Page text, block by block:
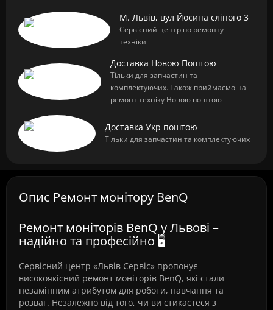
М. Львів, вул Йосипа сліпого 3
Сервісний центр по ремонту
техніки
Доставка Новою Поштою
Тільки для запчастин та
комплектуючих. Також приймаємо на
ремонт техніку Новою поштою
Доставка Укр поштою
Тільки для запчастин та комплектуючих
Опис Ремонт монітору BenQ
Ремонт моніторів BenQ у Львові –
надійно та професійно 🖥️
Сервісний центр «Львів Сервіс» пропонує
високоякісний ремонт моніторів BenQ, які стали
незамінним атрибутом для роботи, навчання та
розваг. Незалежно від того, чи ви стикаєтеся з